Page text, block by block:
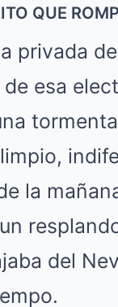
QUE
privada
esa
la
del